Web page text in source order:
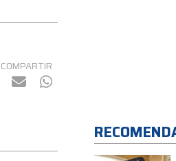
COMPARTIR
mail WhatsApp